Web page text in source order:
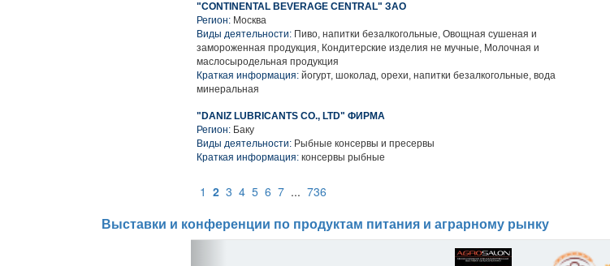
"CONTINENTAL BEVERAGE CENTRAL" ЗАО
Регион: Москва
Виды деятельности: Пиво, напитки безалкогольные, Овощная сушеная и
замороженная продукция, Кондитерские изделия не мучные, Молочная и
маслосыродельная продукция
Краткая информация: йогурт, шоколад, орехи, напитки безалкогольные, вода
минеральная
"DANIZ LUBRICANTS CO., LTD" ФИРМА
Регион: Баку
Виды деятельности: Рыбные консервы и пресервы
Краткая информация: консервы рыбные
1 2 3 4 5 6 7 ... 736
Выставки и конференции по продуктам питания и аграрному рынку